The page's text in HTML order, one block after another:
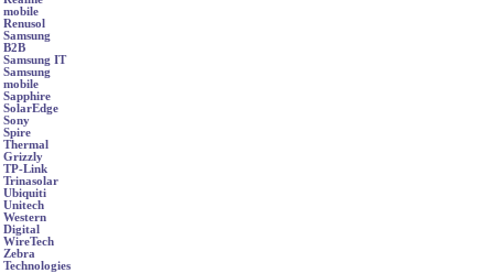
mobile
Renusol
Samsung
B2B
Samsung IT
Samsung
mobile
Sapphire
SolarEdge
Sony
Spire
Thermal
Grizzly
TP-Link
Trinasolar
Ubiquiti
Unitech
Western
Digital
WireTech
Zebra
Technologies